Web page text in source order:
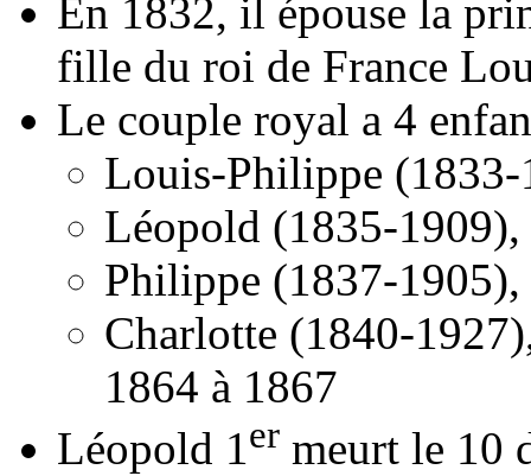
En 1832, il épouse la
fille du roi de France
Le couple royal a 4
Louis-Philippe (1833-
Léopold (1835-
Philippe (1837-
Charlotte (1840-
1864 à 1867
Léopold 1er meurt le 10